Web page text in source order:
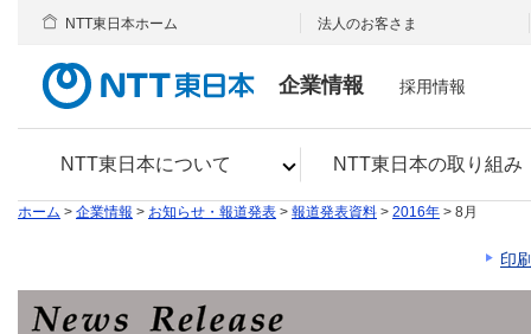
企業情報
NTT東日本について NTT東日本の取り組み
NTT東日本ホーム 法人のお客さま
採用情報
ホーム > 企業情報 > お知らせ・報道発表 > 報道発表資料 > 2016年 > 8月
印